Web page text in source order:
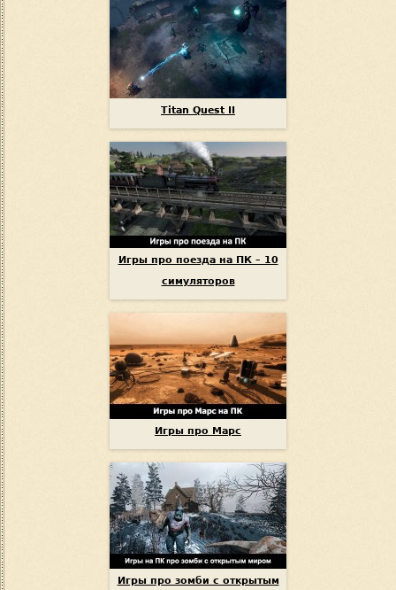
Titan Quest II
Игры про поезда на ПК – 10
симуляторов
Игры про Марс
Игры про зомби с открытым